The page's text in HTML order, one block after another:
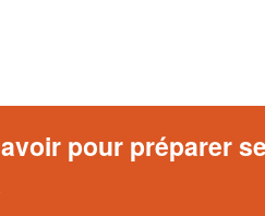
pour préparer